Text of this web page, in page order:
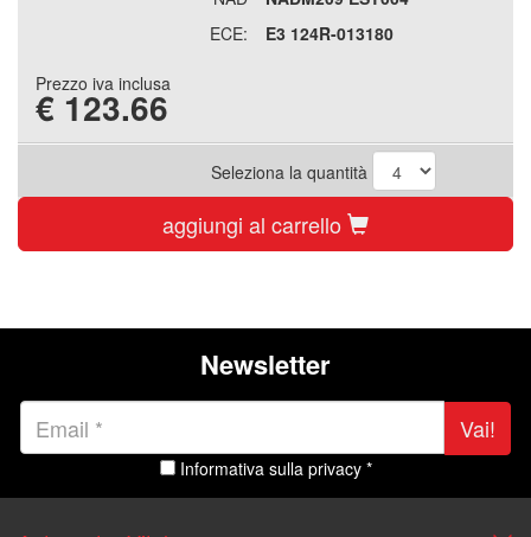
ECE:
E3 124R-013180
Prezzo iva inclusa
€ 123.66
Seleziona la quantità
aggiungi al carrello
Newsletter
Vai!
Informativa sulla privacy *